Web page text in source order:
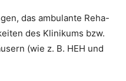
das ambulante Reha-
des Klinikums bzw.
(wie z. B. HEH und